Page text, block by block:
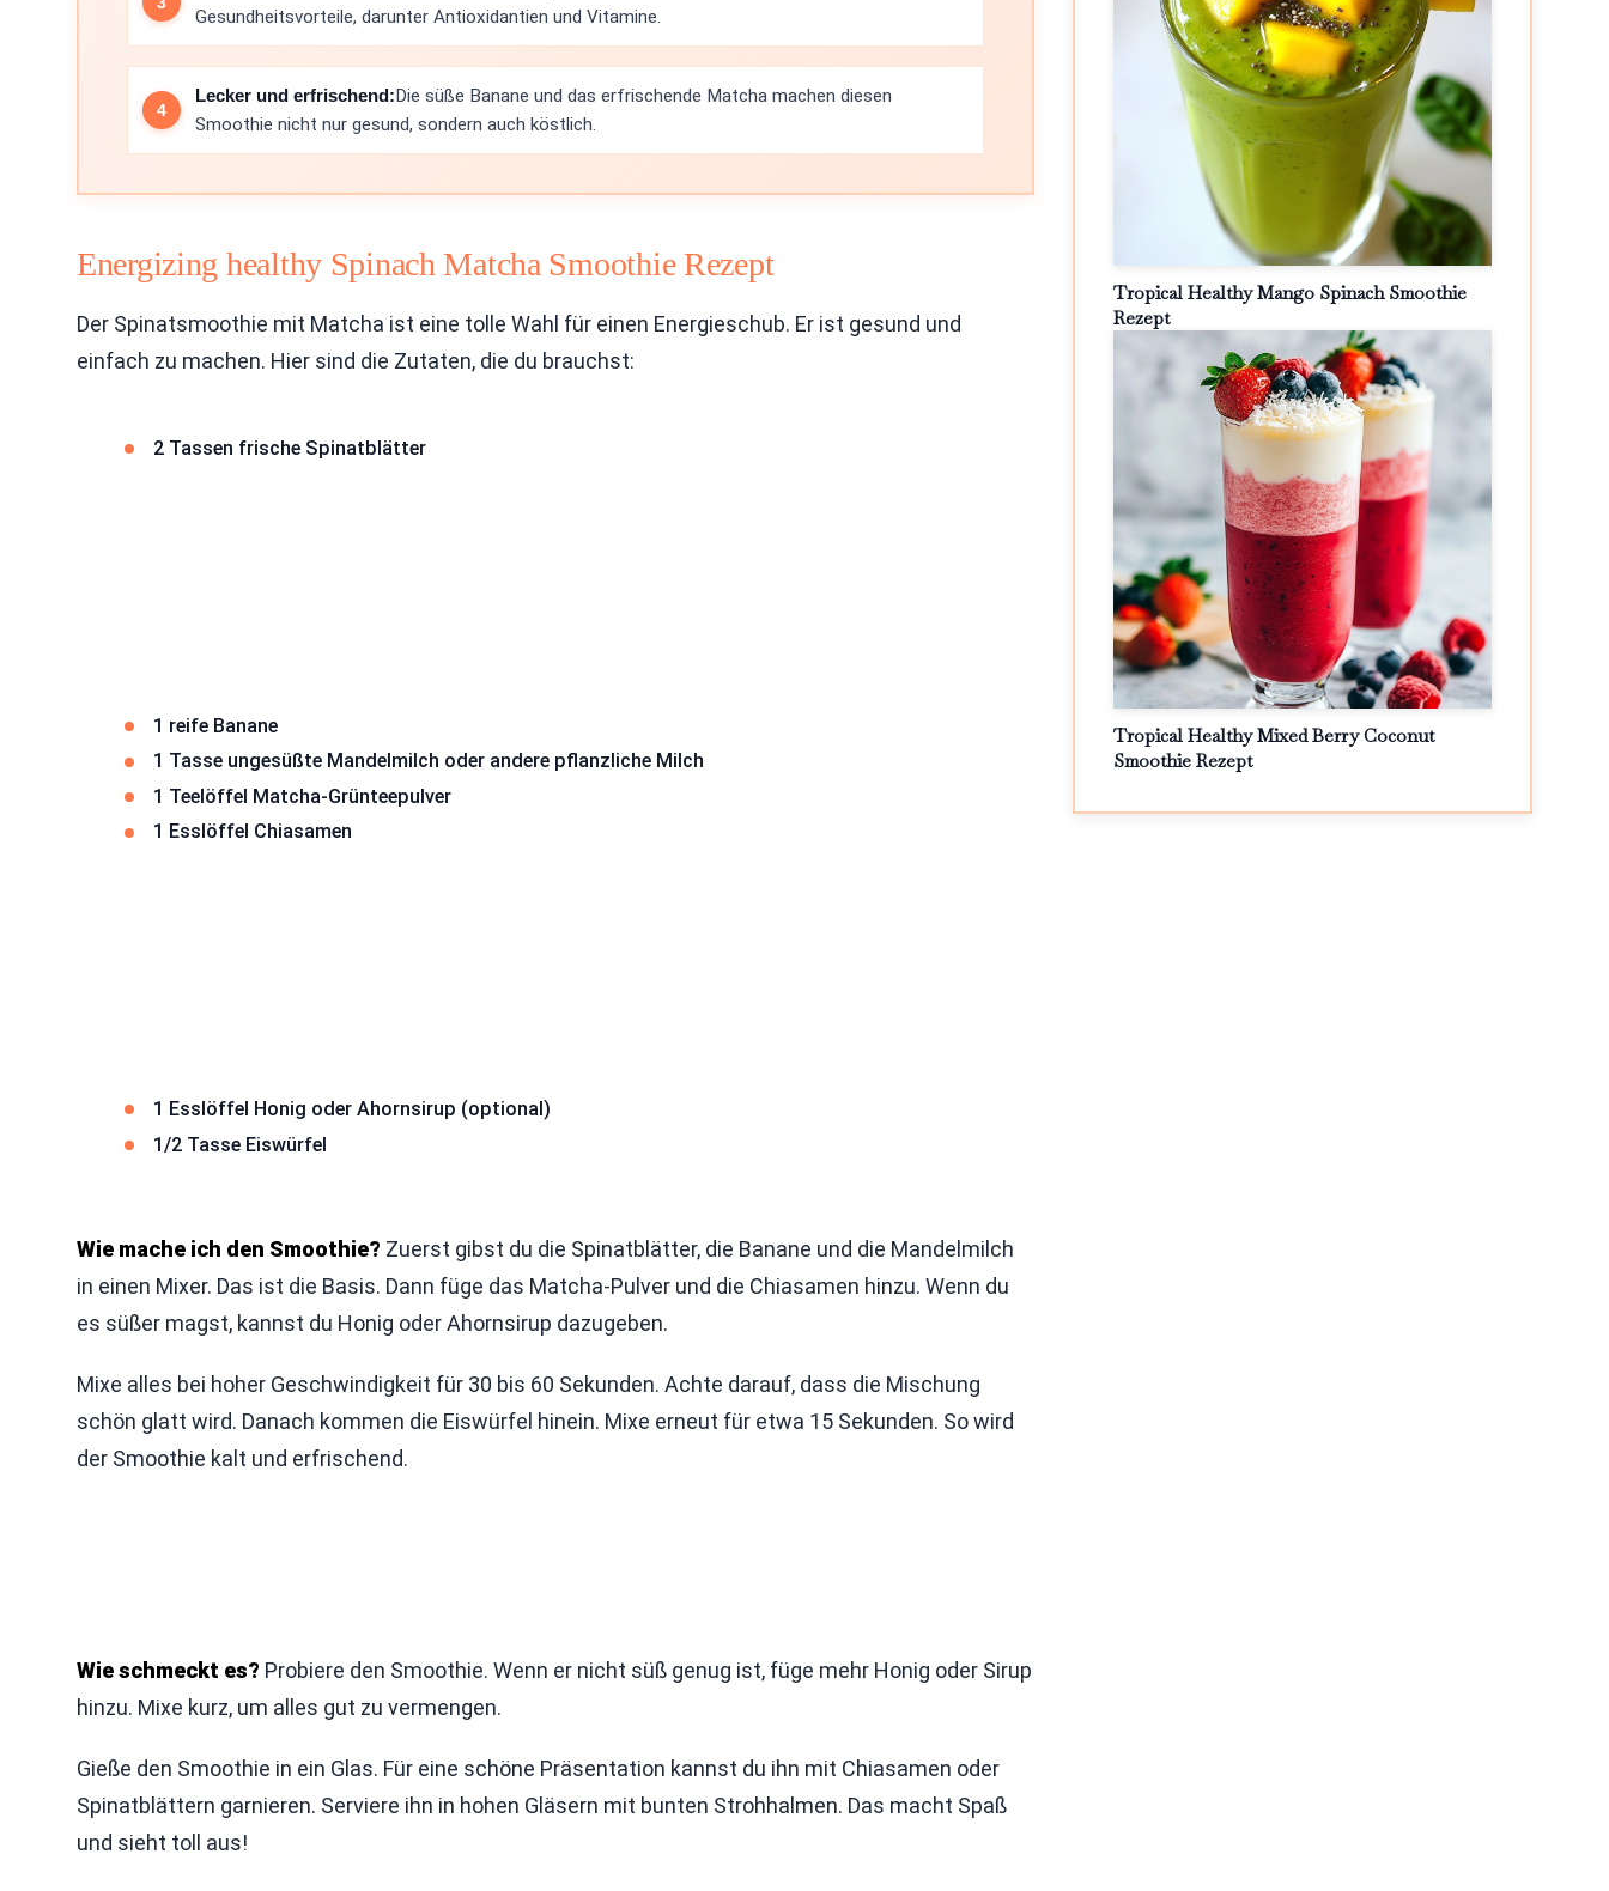
Gesundheitsvorteile, darunter Antioxidantien und Vitamine.
Lecker und erfrischend:Die süße Banane und das erfrischende Matcha machen diesen
Smoothie nicht nur gesund, sondern auch köstlich.
Energizing healthy Spinach Matcha Smoothie Rezept
Der Spinatsmoothie mit Matcha ist eine tolle Wahl für einen Energieschub. Er ist gesund und
einfach zu machen. Hier sind die Zutaten, die du brauchst:
2 Tassen frische Spinatblätter
1 reife Banane
1 Tasse ungesüßte Mandelmilch oder andere pflanzliche Milch
1 Teelöffel Matcha-Grünteepulver
1 Esslöffel Chiasamen
1 Esslöffel Honig oder Ahornsirup (optional)
1/2 Tasse Eiswürfel
Wie mache ich den Smoothie? Zuerst gibst du die Spinatblätter, die Banane und die Mandelmilch
in einen Mixer. Das ist die Basis. Dann füge das Matcha-Pulver und die Chiasamen hinzu. Wenn du
es süßer magst, kannst du Honig oder Ahornsirup dazugeben.
Mixe alles bei hoher Geschwindigkeit für 30 bis 60 Sekunden. Achte darauf, dass die Mischung
schön glatt wird. Danach kommen die Eiswürfel hinein. Mixe erneut für etwa 15 Sekunden. So wird
der Smoothie kalt und erfrischend.
Wie schmeckt es? Probiere den Smoothie. Wenn er nicht süß genug ist, füge mehr Honig oder Sirup
hinzu. Mixe kurz, um alles gut zu vermengen.
Gieße den Smoothie in ein Glas. Für eine schöne Präsentation kannst du ihn mit Chiasamen oder
Spinatblättern garnieren. Serviere ihn in hohen Gläsern mit bunten Strohhalmen. Das macht Spaß
und sieht toll aus!
Tropical Healthy Mango Spinach Smoothie
Rezept
Tropical Healthy Mixed Berry Coconut
Smoothie Rezept